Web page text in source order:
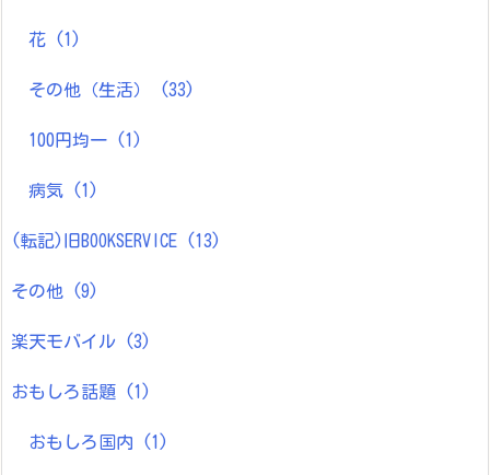
花 (1)
その他（生活） (33)
100円均一 (1)
病気 (1)
(転記)旧BOOKSERVICE (13)
その他 (9)
楽天モバイル (3)
おもしろ話題 (1)
おもしろ国内 (1)